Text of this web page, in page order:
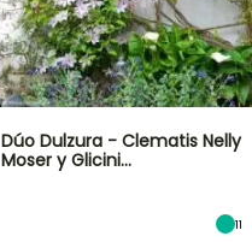
Dúo Dulzura - Clematis Nelly
Moser y Glicini…
11